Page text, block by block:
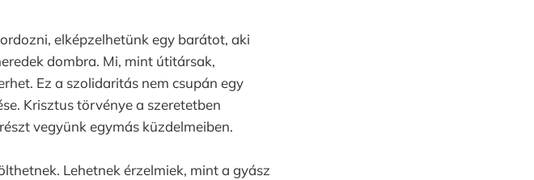
elképzelhetünk egy barátot, aki
dombra. Mi, mint útitársak,
Ez a szolidaritás nem csupán egy
Krisztus törvénye a szeretetben
vegyünk egymás küzdelmeiben.
Lehetnek érzelmiek, mint a gyász